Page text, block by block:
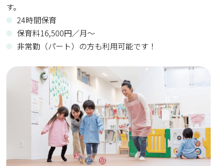
す。
24時間保育
保育料16,500円／月～
非常勤（パート）の方も利用可能です！